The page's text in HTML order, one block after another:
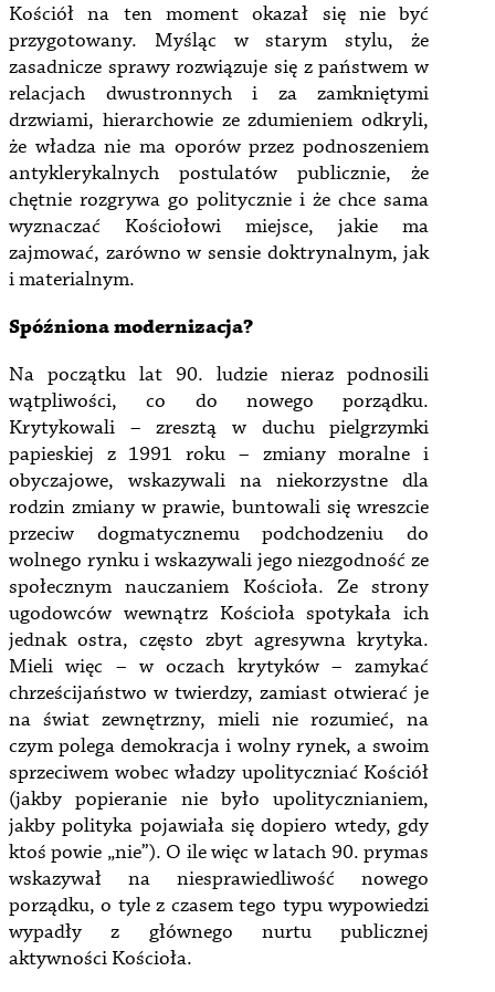
Kościół na ten moment okazał się nie być
przygotowany. Myśląc w starym stylu, że
zasadnicze sprawy rozwiązuje się z państwem w
relacjach dwustronnych i za zamkniętymi
drzwiami, hierarchowie ze zdumieniem odkryli,
że władza nie ma oporów przez podnoszeniem
antyklerykalnych postulatów publicznie, że
chętnie rozgrywa go politycznie i że chce sama
wyznaczać Kościołowi miejsce, jakie ma
zajmować, zarówno w sensie doktrynalnym, jak
i materialnym.
Spóźniona modernizacja?
Na początku lat 90. ludzie nieraz podnosili
wątpliwości, co do nowego porządku.
Krytykowali – zresztą w duchu pielgrzymki
papieskiej z 1991 roku – zmiany moralne i
obyczajowe, wskazywali na niekorzystne dla
rodzin zmiany w prawie, buntowali się wreszcie
przeciw dogmatycznemu podchodzeniu do
wolnego rynku i wskazywali jego niezgodność ze
społecznym nauczaniem Kościoła. Ze strony
ugodowców wewnątrz Kościoła spotykała ich
jednak ostra, często zbyt agresywna krytyka.
Mieli więc – w oczach krytyków – zamykać
chrześcijaństwo w twierdzy, zamiast otwierać je
na świat zewnętrzny, mieli nie rozumieć, na
czym polega demokracja i wolny rynek, a swoim
sprzeciwem wobec władzy upolityczniać Kościół
(jakby popieranie nie było upolitycznianiem,
jakby polityka pojawiała się dopiero wtedy, gdy
ktoś powie „nie”). O ile więc w latach 90. prymas
wskazywał na niesprawiedliwość nowego
porządku, o tyle z czasem tego typu wypowiedzi
wypadły z głównego nurtu publicznej
aktywności Kościoła.